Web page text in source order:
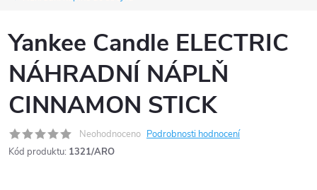
Yankee Candle ELECTRIC
NÁHRADNÍ NÁPLŇ
CINNAMON STICK
Neohodnoceno Podrobnosti hodnocení
Kód produktu: 1321/ARO